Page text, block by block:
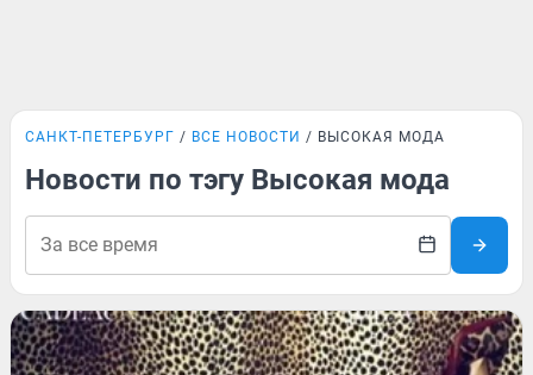
САНКТ-ПЕТЕРБУРГ ВСЕ НОВОСТИ ВЫСОКАЯ МОДА
Новости по тэгу Высокая мода